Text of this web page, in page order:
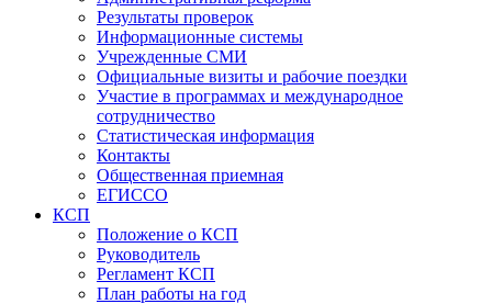
Результаты проверок
Информационные системы
Учрежденные СМИ
Официальные визиты и рабочие поездки
Участие в программах и международное
сотрудничество
Статистическая информация
Контакты
Общественная приемная
ЕГИССО
КСП
Положение о КСП
Руководитель
Регламент КСП
План работы на год